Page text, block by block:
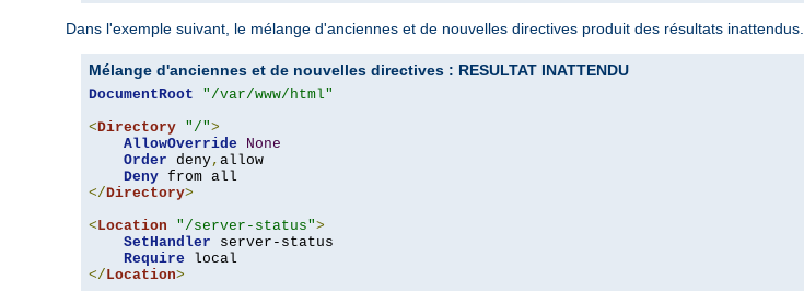
Dans l'exemple suivant, le mélange d'anciennes et de nouvelles directives produit des résultats inattendus.
Mélange d'anciennes et de nouvelles directives : RESULTAT INATTENDU
DocumentRoot
"/var/www/html"
<Directory "/">
AllowOverride
None
Order deny, allow
Deny
</Directory>
<Location "/server-status">
SetHandler server-status
Require
</Location>